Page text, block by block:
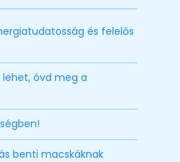
és felelős
óvd meg a
benti macskáknak